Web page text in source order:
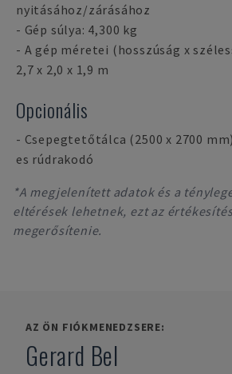
nyitásához/zárásához
- Gép súlya: 4,300 kg
- A gép méretei (hosszúság x
2,7 x 2,0 x 1,9 m
Opcionális
- Csepegtetőtálca (2500 x 2700
es rúdrakodó
*A megjelenített adatok és a
eltérések lehetnek, ezt az
megerősítenie.
AZ ÖN FIÓKMENEDZSERE:
Gerard Bel